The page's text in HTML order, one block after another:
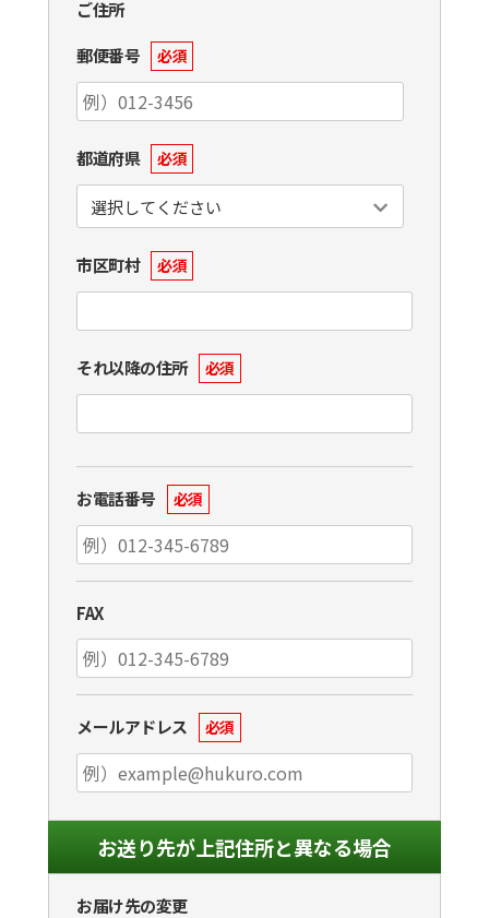
ご住所
郵便番号
必須
都道府県 必須
市区町村 必須
それ以降の住所 必須
お電話番号 必須
FAX
メールアドレス 必須
お送り先が上記住所と異なる場合
お届け先の変更